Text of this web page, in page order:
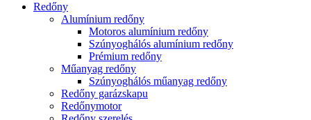
Redőny
Alumínium redőny
Motoros alumínium redőny
Szúnyoghálós alumínium redőny
Prémium redőny
Műanyag redőny
Szúnyoghálós műanyag redőny
Redőny garázskapu
Redőnymotor